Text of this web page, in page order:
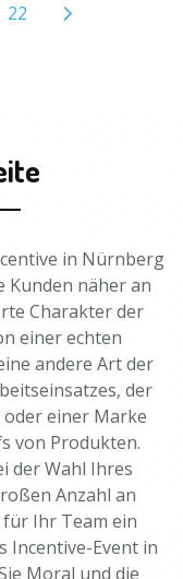
22
in Nürnberg
Kunden näher an
Charakter der
einer echten
andere Art der
der
einer Marke
von Produkten.
der Wahl Ihres
Anzahl an
Ihr Team ein
Incentive-Event in
Moral und die